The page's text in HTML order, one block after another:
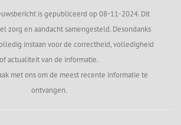
is gepubliceerd op 08-11-2024. Dit
zorg en aandacht samengesteld. Desondanks
instaan voor de correctheid, volledigheid
of actualiteit van de informatie.
met ons om de meest recente informatie te
ontvangen.